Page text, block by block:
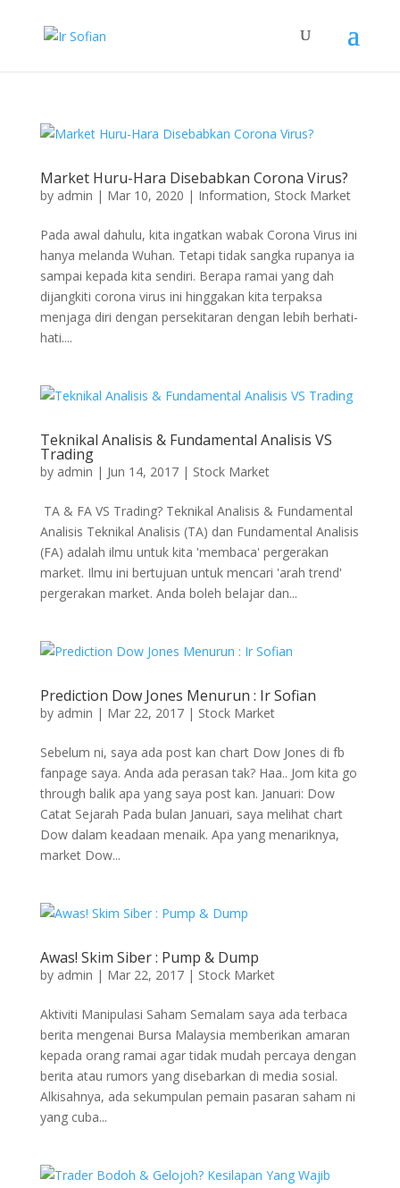
Market Huru-Hara Disebabkan Corona Virus?
by admin | Mar 10, 2020 | Information, Stock Market
Pada awal dahulu, kita ingatkan wabak Corona Virus ini
hanya melanda Wuhan. Tetapi tidak sangka rupanya ia
sampai kepada kita sendiri. Berapa ramai yang dah
dijangkiti corona virus ini hinggakan kita terpaksa
menjaga diri dengan persekitaran dengan lebih berhati-
hati....
Teknikal Analisis & Fundamental Analisis VS
Trading
by admin | Jun 14, 2017| Stock Market
TA & FA VS Trading? Teknikal Analisis & Fundamental
Analisis Teknikal Analisis (TA) dan Fundamental Analisis
(FA) adalah ilmu untuk kita 'membaca' pergerakan
market. Ilmu ini bertujuan untuk mencari 'arah trend'
pergerakan market. Anda boleh belajar dan...
Prediction Dow Jones Menurun : Ir Sofian
by admin | Mar 22, 2017| Stock Market
Sebelum ni, saya ada post kan chart Dow Jones di fb
fanpage saya. Anda ada perasan tak? Haa.. Jom kita go
through balik apa yang saya post kan. Januari: Dow
Catat Sejarah Pada bulan Januari, saya melihat chart
Dow dalam keadaan menaik. Apa yang menariknya,
market Dow...
Awas! Skim Siber : Pump & Dump
by admin | Mar 22, 2017| Stock Market
Aktiviti Manipulasi Saham Semalam saya ada terbaca
berita mengenai Bursa Malaysia memberikan amaran
kepada orang ramai agar tidak mudah percaya dengan
berita atau rumors yang disebarkan di media sosial.
Alkisahnya, ada sekumpulan pemain pasaran saham ni
yang cuba...